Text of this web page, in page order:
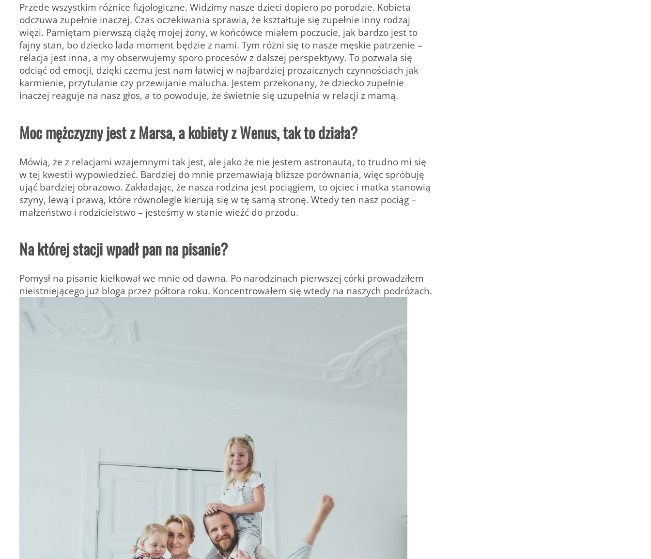
Przede wszystkim różnice fizjologiczne. Widzimy nasze dzieci dopiero po porodzie. Kobieta
odczuwa zupełnie inaczej. Czas oczekiwania sprawia, że kształtuje się zupełnie inny rodzaj
więzi. Pamiętam pierwszą ciążę mojej żony, w końcówce miałem poczucie, jak bardzo jest to
fajny stan, bo dziecko lada moment będzie z nami. Tym różni się to nasze męskie patrzenie –
relacja jest inna, a my obserwujemy sporo procesów z dalszej perspektywy. To pozwala się
odciąć od emocji, dzięki czemu jest nam łatwiej w najbardziej prozaicznych czynnościach jak
karmienie, przytulanie czy przewijanie malucha. Jestem przekonany, że dziecko zupełnie
inaczej reaguje na nasz głos, a to powoduje, że świetnie się uzupełnia w relacji z mamą.
Moc mężczyzny jest z Marsa, a kobiety z Wenus, tak to działa?
Mówią, że z relacjami wzajemnymi tak jest, ale jako że nie jestem astronautą, to trudno mi się
w tej kwestii wypowiedzieć. Bardziej do mnie przemawiają bliższe porównania, więc spróbuję
ująć bardziej obrazowo. Zakładając, że nasza rodzina jest pociągiem, to ojciec i matka stanowią
szyny, lewą i prawą, które równolegle kierują się w tę samą stronę. Wtedy ten nasz pociąg –
małżeństwo i rodzicielstwo – jesteśmy w stanie wieźć do przodu.
Na której stacji wpadł pan na pisanie?
Pomysł na pisanie kiełkował we mnie od dawna. Po narodzinach pierwszej córki prowadziłem
nieistniejącego już bloga przez półtora roku. Koncentrowałem się wtedy na naszych podróżach.